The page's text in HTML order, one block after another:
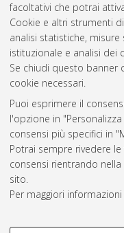
facoltativi che potrai
Cookie e altri strumenti
analisi statistiche,
istituzionale e analisi dei
Se chiudi questo banner
cookie necessari.
Puoi esprimere il
l'opzione in
consensi più specifici in
Potrai sempre rivedere
consensi rientrando
sito.
Per maggiori informazioni
Documento ad
Questa lista e'
Atom
Rss 1.0
Rss 2.0
AMS Laurea
Impostazioni Cookie